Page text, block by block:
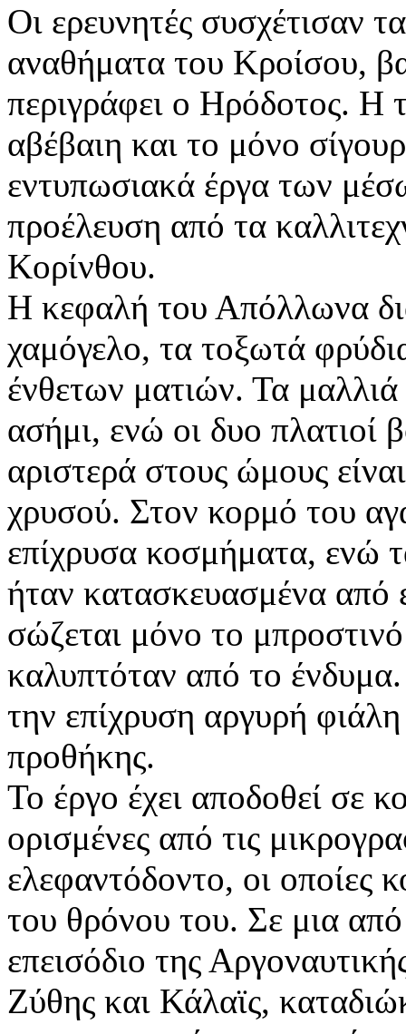
Οι ερευνητές συσχέτισαν
αναθήματα του Κροίσου,
περιγράφει ο Ηρόδοτος. Η
αβέβαιη και το μόνο
εντυπωσιακά έργα των
προέλευση από τα
Κορίνθου.
Η κεφαλή του Απόλλωνα
χαμόγελο, τα τοξωτά
ένθετων ματιών. Τα
ασήμι, ενώ οι δυο πλατιοί
αριστερά στους ώμους
χρυσού. Στον κορμό του
επίχρυσα κοσμήματα, ενώ
ήταν κατασκευασμένα
σώζεται μόνο το
καλυπτόταν από το
την επίχρυση αργυρή
προθήκης.
Το έργο έχει αποδοθεί σε
ορισμένες από τις
ελεφαντόδοντο, οι οποίες
του θρόνου του. Σε μια από
επεισόδιο της
Ζύθης και Κάλαϊς,